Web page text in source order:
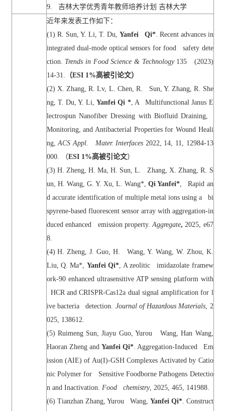
9. 吉林大学优秀青年教师培养计划 吉林大学
近年来发表工作如下：
(1) R. Sun, Y. Li, T. Du, Yanfei Qi*. Recent advances in
integrated dual-mode optical sensors for food safety dete
ction. Trends in Food Science & Technology135 (2023)
14-31.
（ESI 1%高被引论文）
(2) X. Zhang, R. Lv, L. Chen, R. Sun, Y. Zhang, R. She
ng, T. Du, Y. Li,Yanfei Qi *, A Multifunctional Janus E
lectrospun Nanofiber Dressing with Biofluid Draining,
Monitoring, and Antibacterial Properties for Wound Heali
ng,ACS Appl. Mater. Interfaces 2022, 14, 11, 12984-13
000.
（ESI 1%高被引论文）
(3) H. Zheng, H. Ma, H. Sun, L. Zhang, X. Zhang, R. S
un, H. Wang, G. Y. Xu, L. Wang*,Qi Yanfei* , Rapid an
d accurate identification of multiple metal ions using a bi
spyrene-based fluorescent sensor array with aggregation-in
duced enhanced emission property. Aggregate, 2025, e67
8.
(4) H. Zheng, J. Guo, H. Wang, Y. Wang, W. Zhou, K.
Liu, Q. Ma*, Yanfei Qi* , A zeolitic imidazolate framew
ork-90 enhanced ultrasensitive ATP sensing platform with
HCR and CRISPR-Cas12a dual signal amplification for l
ive bacteria detection. Journal of Hazardous Materials , 2
025, 138612.
(5) Ruimeng Sun, Jiayu Guo, Yurou Wang, Han Wang,
Haoran Zheng and Yanfei Qi*. Aggregation-Induced Em
ission (AIE) of Au(I)-GSH Complexes Activated by Catio
nic Polymer for Sensitive Foodborne Pathogens Detectio
n and Inactivation. Food chemistry, 2025, 465, 141988.
(6) Tianzhan Zhang, Yurou Wang, Yanfei Qi*. Construct